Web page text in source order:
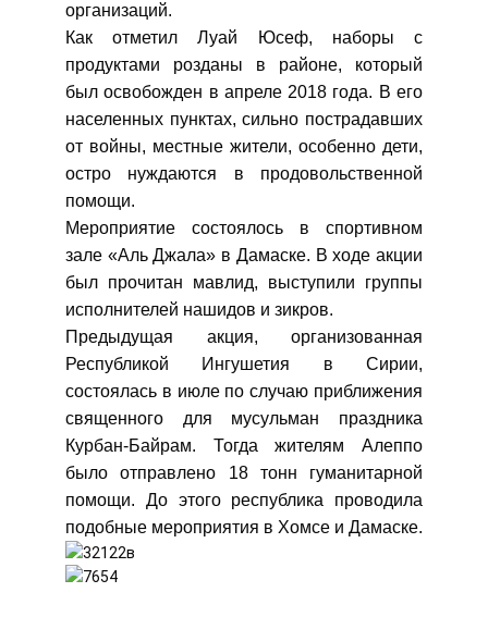
организаций.
Как отметил Луай Юсеф, наборы с
продуктами розданы в районе, который
был освобожден в апреле 2018 года. В его
населенных пунктах, сильно пострадавших
от войны, местные жители, особенно дети,
остро нуждаются в продовольственной
помощи.
Мероприятие состоялось в спортивном
зале «Аль Джала» в Дамаске. В ходе акции
был прочитан мавлид, выступили группы
исполнителей нашидов и зикров.
Предыдущая акция, организованная
Республикой Ингушетия в Сирии,
состоялась в июле по случаю приближения
священного для мусульман праздника
Курбан-Байрам. Тогда жителям Алеппо
было отправлено 18 тонн гуманитарной
помощи. До этого республика проводила
подобные мероприятия в Хомсе и Дамаске.